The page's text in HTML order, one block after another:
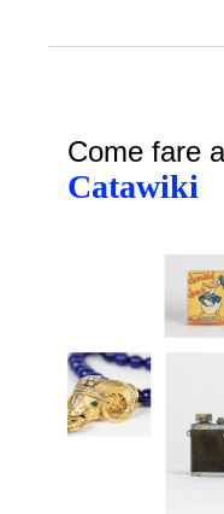
Come fare
Catawiki